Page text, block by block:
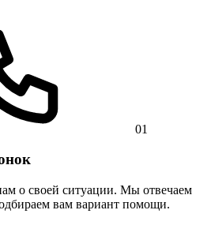
01
о своей ситуации. Мы отвечаем
вам вариант помощи.